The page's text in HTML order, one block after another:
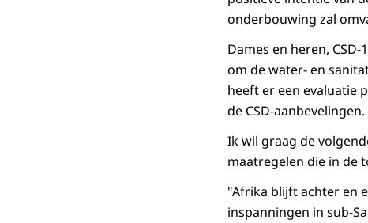
onderbouwing zal
Dames en heren,
om de water- en
heeft er een evaluatie
de CSD-aanbevelingen.
Ik wil graag de
maatregelen die in de
"Afrika blijft achter en
inspanningen in sub-